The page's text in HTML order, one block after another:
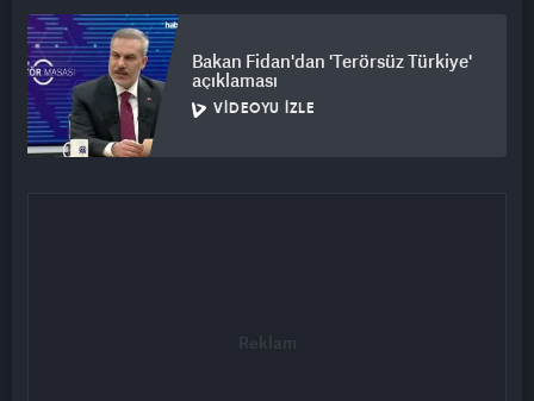
Bakan Fidan'dan 'Terörsüz Türkiye'
açıklaması
VIDEOYU İZLE